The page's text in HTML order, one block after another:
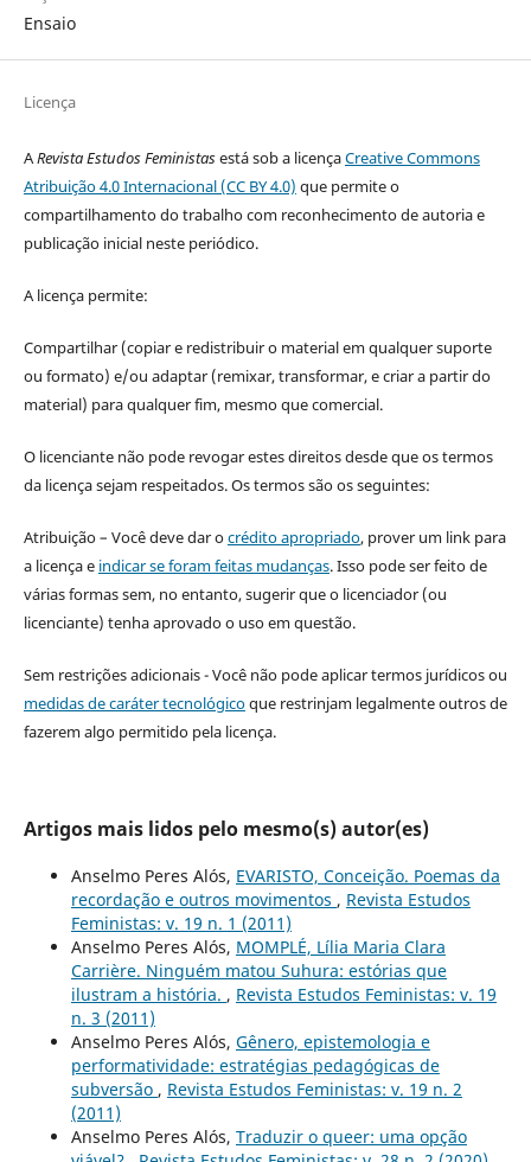
Ensaio
Licença
ARevista Estudos Feministasestá sob a licençaCreative Commons
Atribuição 4.0 Internacional (CC BY 4.0) que permite o
compartilhamento do trabalho com reconhecimento de autoria e
publicação inicial neste periódico.
A licença permite:
Compartilhar (copiar e redistribuir o material em qualquer suporte
ou formato) e/ou adaptar (remixar, transformar, e criar a partir do
material) para qualquer fim, mesmo que comercial.
O licenciante não pode revogar estes direitos desde que os termos
da licença sejam respeitados. Os termos são os seguintes:
Atribuição – Você deve dar ocrédito apropriado, prover um link para
a licença e indicar se foram feitas mudanças. Isso pode ser feito de
várias formas sem, no entanto, sugerir que o licenciador (ou
licenciante) tenha aprovado o uso em questão.
Sem restrições adicionais - Você não pode aplicar termos jurídicos ou
medidas de caráter tecnológicoque restrinjam legalmente outros de
fazerem algo permitido pela licença.
Artigos mais lidos pelo mesmo(s) autor(es)
Anselmo Peres Alós, EVARISTO, Conceição. Poemas da
recordação e outros movimentos , Revista Estudos
Feministas: v. 19 n. 1 (2011)
Anselmo Peres Alós, MOMPLÉ, Lília Maria Clara
Carrière. Ninguém matou Suhura: estórias que
ilustram a história. , Revista Estudos Feministas: v. 19
n. 3 (2011)
Anselmo Peres Alós, Gênero, epistemologia e
performatividade: estratégias pedagógicas de
subversão , Revista Estudos Feministas: v. 19 n. 2
(2011)
Anselmo Peres Alós, Traduzir o queer: uma opção